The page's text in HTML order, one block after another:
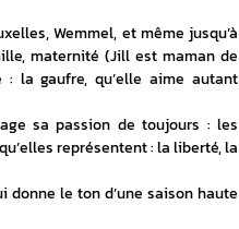
Wemmel, et même jusqu’à
maternité (Jill est maman de
la gaufre, qu’elle aime autant
sa passion de toujours : les
représentent : la liberté, la
le ton d’une saison haute